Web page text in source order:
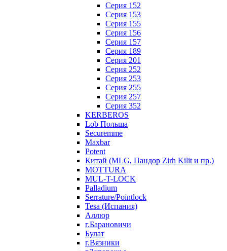
Серия 152
Серия 153
Серия 155
Серия 156
Серия 157
Серия 189
Серия 201
Серия 252
Серия 253
Серия 255
Серия 257
Серия 352
KERBEROS
Lob Польша
Securemme
Maxbar
Potent
Китай (MLG, Пандор Zirh Kilit и пр.)
MOTTURA
MUL-T-LOCK
Palladium
Serrature/Pointlock
Tesa (Испания)
Аллюр
г.Барановичи
Булат
г.Вязники